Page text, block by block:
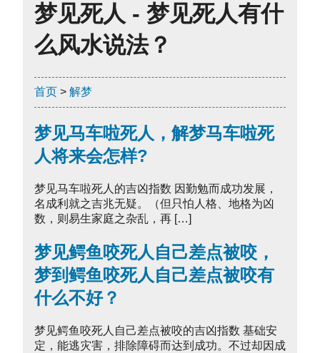
梦见死人 - 梦见死人有什
么风水说法？
首页 > 解梦
梦见马车啦死人，解梦马车啦死
人将来会怎样?
梦见马车啦死人的吉凶指数 因勤勉而成功发展，
名成利就之吉兆无疑。（但只怕人格、地格为凶
数，则易生家庭之杂乱，再 […]
梦见鳄鱼咬死人自己差点被咬，
梦到鳄鱼咬死人自己差点被咬有
什么不好？
梦见鳄鱼咬死人自己差点被咬的吉凶指数 基础安
定，能逃灾害，排除障碍而达到成功。不过却因成